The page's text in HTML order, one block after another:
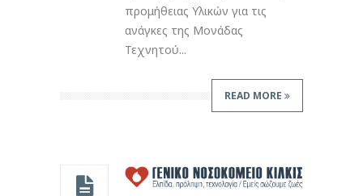
προμήθειας Υλικών για τις
ανάγκες της Μονάδας
Τεχνητού...
READ MORE